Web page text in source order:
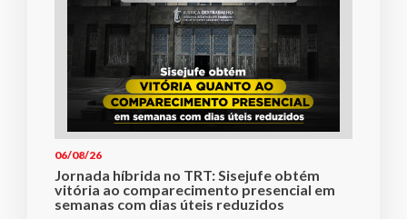
06/08/26
Jornada híbrida no TRT: Sisejufe obtém
vitória ao comparecimento presencial em
semanas com dias úteis reduzidos